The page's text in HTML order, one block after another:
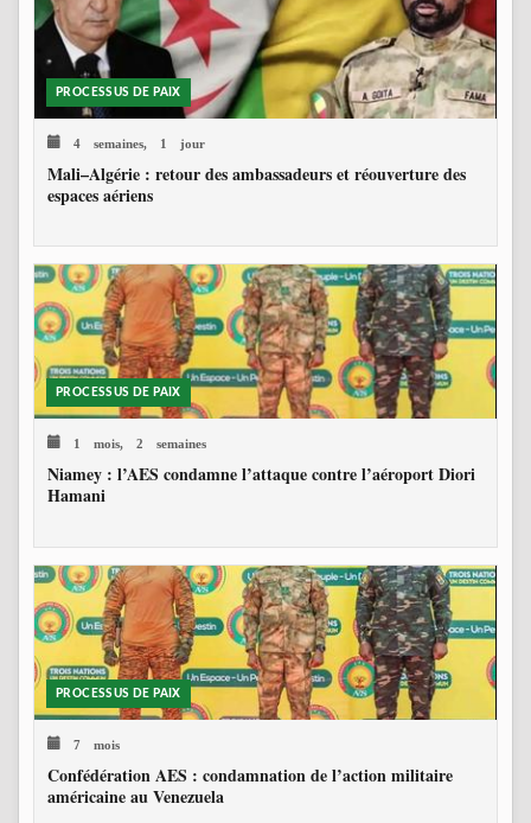
PROCESSUS DE PAIX
4 semaines, 1 jour
Mali–Algérie : retour des ambassadeurs et réouverture des
espaces aériens
PROCESSUS DE PAIX
1 mois, 2 semaines
Niamey : l’AES condamne l’attaque contre l’aéroport Diori
Hamani
PROCESSUS DE PAIX
7 mois
Confédération AES : condamnation de l’action militaire
américaine au Venezuela